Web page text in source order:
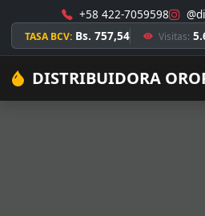
+58 422-7059598
TASA BCV: Bs. 757,54 Visitas:
DISTRIBUIDORA